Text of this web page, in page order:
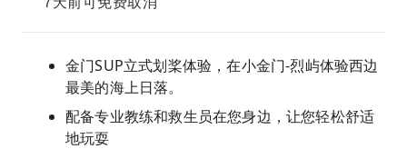
金门SUP立式划桨体验，在小金门-烈屿体验西边
最美的海上日落。
配备专业教练和救生员在您身边，让您轻松舒适
地玩耍